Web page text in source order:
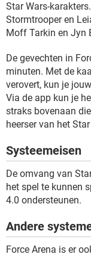
Star Wars-
Stormtrooper en
Moff Tarkin en Jyn
De gevechten in
minuten. Met de
verovert, kun je
Via de app kun je
straks bovenaan
heerser van het
Systeemeisen
De omvang van
het spel te kunnen
4.0 ondersteunen.
Andere
Force Arena is er